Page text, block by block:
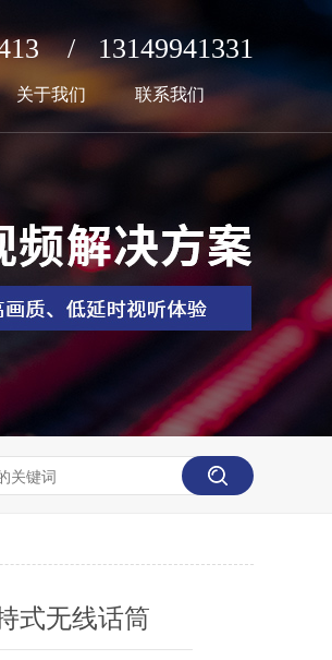
/ 13149941331
关于我们 联系我们
式无线话筒